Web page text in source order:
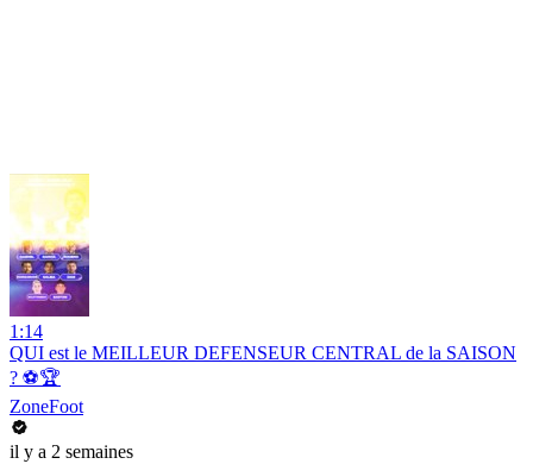
1:14
QUI est le MEILLEUR DEFENSEUR CENTRAL de la SAISON
? ⚽️🏆
ZoneFoot
il y a 2 semaines